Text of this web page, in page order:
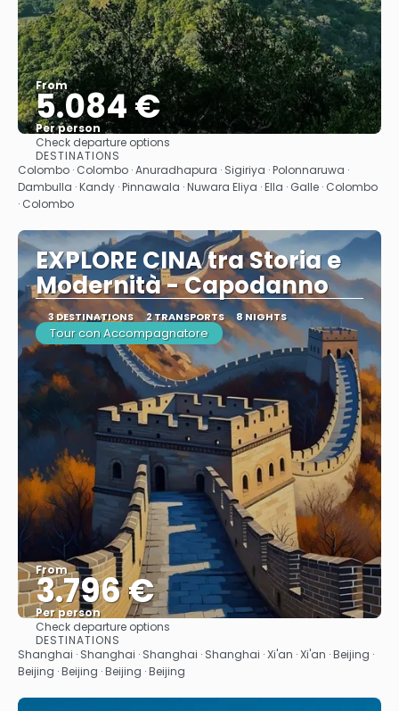
From
5.084 €
Per person
Check departure options
DESTINATIONS
Colombo · Colombo · Anuradhapura · Sigiriya · Polonnaruwa ·
Dambulla · Kandy · Pinnawala · Nuwara Eliya · Ella · Galle · Colombo
· Colombo
EXPLORE CINA tra Storia e
Modernità - Capodanno
3 DESTINATIONS 2 TRANSPORTS 8 NIGHTS
Tour con Accompagnatore
From
3.796 €
Per person
Check departure options
DESTINATIONS
Shanghai · Shanghai · Shanghai · Shanghai · Xi'an · Xi'an · Beijing ·
Beijing · Beijing · Beijing · Beijing